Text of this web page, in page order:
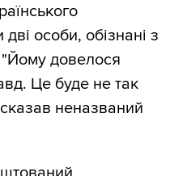
особи, обізнані з
"Йому довелося
Це буде не так
неназваний